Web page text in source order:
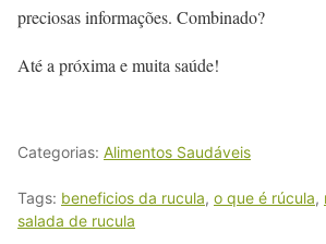
preciosas informações. Combinado?
Até a próxima e muita saúde!
Categorias: Alimentos Saudáveis
Tags: beneficios da rucula, o que é rúcula,
salada de rucula